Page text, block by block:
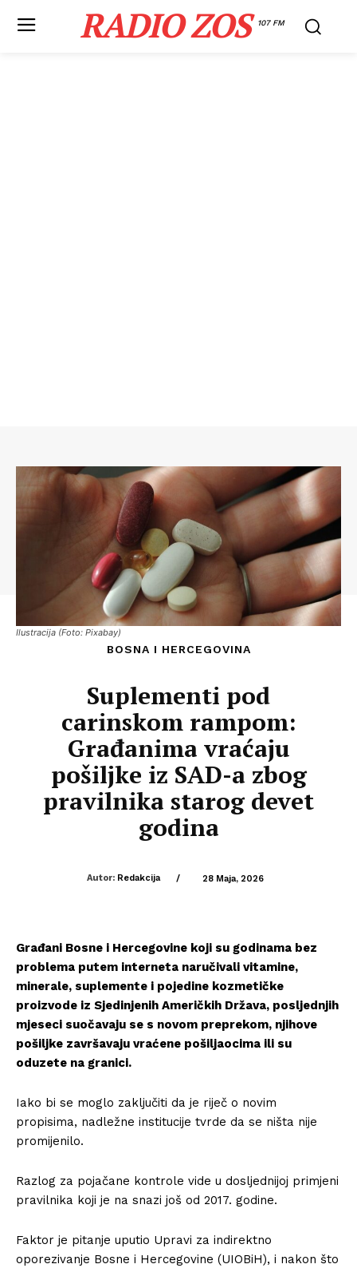
RADIO ZOS 107 FM
Ilustracija (Foto: Pixabay)
BOSNA I HERCEGOVINA
Suplementi pod
carinskom rampom:
Građanima vraćaju
pošiljke iz SAD-a zbog
pravilnika starog devet
godina
Autor: Redakcija / 28 Maja, 2026
Građani Bosne i Hercegovine koji su godinama bez
problema putem interneta naručivali vitamine,
minerale, suplemente i pojedine kozmetičke
proizvode iz Sjedinjenih Američkih Država, posljednjih
mjeseci suočavaju se s novom preprekom, njihove
pošiljke završavaju vraćene pošiljaocima ili su
oduzete na granici.
Iako bi se moglo zaključiti da je riječ o novim
propisima, nadležne institucije tvrde da se ništa nije
promijenilo.
Razlog za pojačane kontrole vide u dosljednijoj primjeni
pravilnika koji je na snazi još od 2017. godine.
Faktor je pitanje uputio Upravi za indirektno
oporezivanje Bosne i Hercegovine (UIOBiH), i nakon što